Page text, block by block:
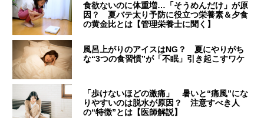
食欲ないのに体重増…「そうめんだけ」が原
因？ 夏バテ太り予防に役立つ栄養素＆夕食
の黄金比とは【管理栄養士に聞く】
風呂上がりのアイスはNG？ 夏にやりがち
な“3つの食習慣”が「不眠」引き起こすワケ
「歩けないほどの激痛」 暑いと“痛風”にな
りやすいのは脱水が原因？ 注意すべき人
の“特徴”とは【医師解説】